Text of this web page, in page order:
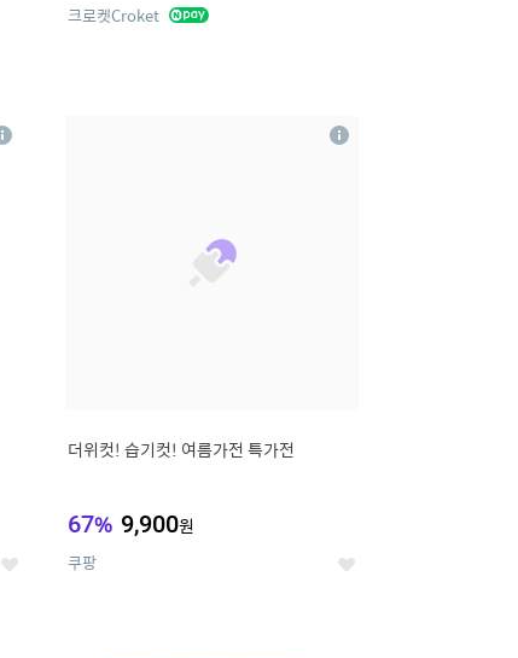
크로켓Croket
좋
상
더위컷! 습기컷! 여름가전 특가전
67% 9,900원
쿠팡 좋
상